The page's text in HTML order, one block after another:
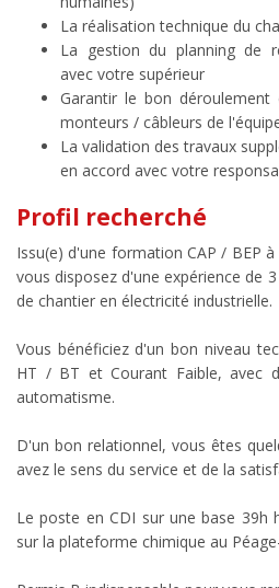
La réalisation technique du
La gestion du planning de
avec votre supérieur
Garantir le bon
monteurs / câbleurs de
La validation des travaux
en accord avec votre
Profil recherché
Issu(e) d'une formation CAP / BEP
vous disposez d'une expérience de
de chantier en électricité industrielle.
Vous bénéficiez d'un bon niveau
HT / BT et Courant Faible, avec
automatisme.
D'un bon relationnel, vous êtes
avez le sens du service et de la
Le poste en CDI sur une base 39h
sur la plateforme chimique au